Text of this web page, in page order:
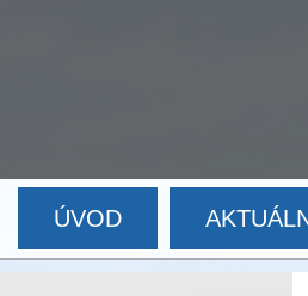
ÚVOD